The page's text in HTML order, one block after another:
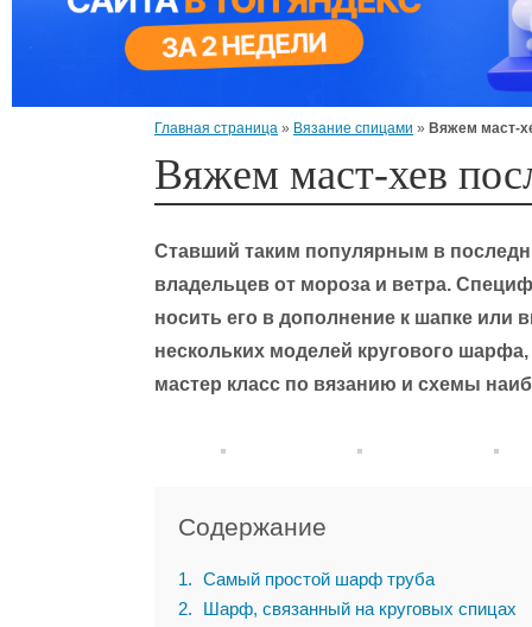
Главная страница » Вязание спицами » Вяжем маст-
Вяжем маст-хев
Ставший таким популярным в
владельцев от мороза и ветра.
носить его в дополнение к шапке или
нескольких моделей кругового
мастер класс по вязанию и схемы
Содержание
1
Самый простой шарф труба
2
Шарф, связанный на круговых спицах